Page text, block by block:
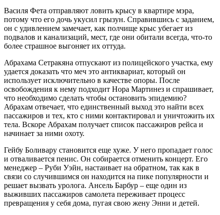
Василя Фета отправляют ловить крысу в квартире мэра,
потому что его дочь укусил грызун. Справившись с заданием,
он с удивлением замечает, как полчище крыс убегает из
подвалов и канализаций, мест, где они обитали всегда, что-то
более страшное выгоняет их оттуда.
Абрахама Сетракяна отпускают из полицейского участка, ему
удается доказать что меч это антиквариат, который он
использует исключительно в качестве опоры. После
освобождения к нему подходит Нора Мартинез и спрашивает,
что необходимо сделать чтобы остановить эпидемию?
Абрахам отвечает, что единственный выход это найти всех
пассажиров и тех, кто с ними контактировал и уничтожить их
тела. Вскоре Абрахам получает список пассажиров рейса и
начинает за ними охоту.
Гейбу Боливару становится еще хуже. У него пропадает голос
и отваливается пенис. Он собирается отменить концерт. Его
менеджер – Руби Уэйн, настаивает на обратном, так как в
связи со случившимся он находится на пике популярности и
решает вызвать уролога. Ансель Барбур – еще один из
выживших пассажиров самолета переживает процесс
превращения у себя дома, пугая свою жену Энни и детей.